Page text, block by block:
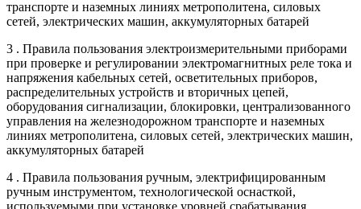
транспорте и наземных линиях метрополитена, силовых
сетей, электрических машин, аккумуляторных батарей
3 . Правила пользования электроизмерительными приборами
при проверке и регулировании электромагнитных реле тока и
напряжения кабельных сетей, осветительных приборов,
распределительных устройств и вторичных цепей,
оборудования сигнализации, блокировки, централизованного
управления на железнодорожном транспорте и наземных
линиях метрополитена, силовых сетей, электрических машин,
аккумуляторных батарей
4 . Правила пользования ручным, электрифицированным
ручным инструментом, технологической оснасткой,
используемыми при установке уровней срабатывания